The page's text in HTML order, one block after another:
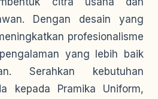
Dengan desain yang
profesionalisme
yang lebih baik
Serahkan kebutuhan
kepada Pramika Uniform,